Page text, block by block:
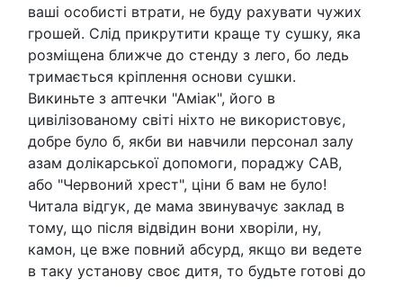
ваші особисті втрати, не буду рахувати чужих
грошей. Слід прикрутити краще ту сушку, яка
розміщена ближче до стенду з лего, бо ледь
тримається кріплення основи сушки.
Викиньте з аптечки "Аміак", його в
цивілізованому світі ніхто не використовує,
добре було б, якби ви навчили персонал залу
азам долікарської допомоги, пораджу САВ,
або "Червоний хрест", ціни б вам не було!
Читала відгук, де мама звинувачує заклад в
тому, що після відвідин вони хворіли, ну,
камон, це вже повний абсурд, якщо ви ведете
в таку установу своє дитя, то будьте готові до